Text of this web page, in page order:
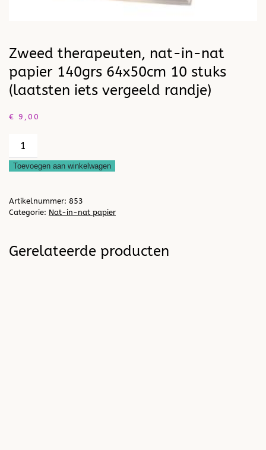
Zweed therapeuten, nat-in-nat
papier 140grs 64x50cm 10 stuks
(laatsten iets vergeeld randje)
€ 9,00
Zweed
therapeuten,
nat-
nat
papier
64x50cm
Toevoegen aan winkelwagen
Artikelnummer: 853
Categorie: Nat-in-nat papier
Gerelateerde producten